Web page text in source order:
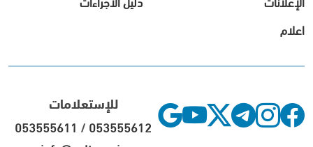
اعلام
للإستعلامات
053555611 /053555612